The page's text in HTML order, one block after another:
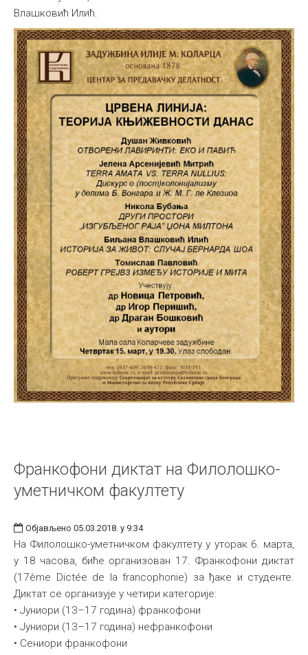
Влашковић Илић.
Франкофони диктат на Филолошко-
уметничком факултету
Објављено 05.03.2018. у 9:34
На Филолошко-уметничком факултету у уторак 6. марта,
у 18 часова, биће организован 17. Франкофони диктат
(17ème Dictée de la francophonie) за ђаке и студенте.
Диктат се организује у четири категорије:
• Јуниори (13–17 година) франкофони
• Јуниори (13–17 година) нефранкофони
• Сениори франкофони